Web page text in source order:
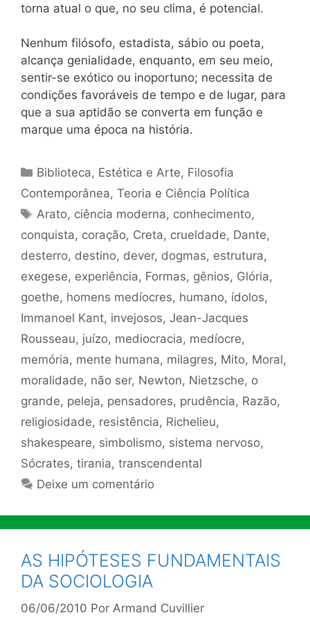
torna atual o que, no seu clima, é potencial.
Nenhum filósofo, estadista, sábio ou poeta,
alcança genialidade, enquanto, em seu meio,
sentir-se exótico ou inoportuno; necessita de
condições favoráveis de tempo e de lugar, para
que a sua aptidão se converta em função e
marque uma época na história.
Categorias
Biblioteca, Estética e Arte, Filosofia
Contemporânea, Teoria e Ciência Política
Tags
Arato, ciência moderna, conhecimento,
conquista, coração, Creta, crueldade, Dante,
desterro, destino, dever, dogmas, estrutura,
exegese, experiência, Formas, gênios, Glória,
goethe, homens medíocres, humano, ídolos,
Immanoel Kant, invejosos, Jean-Jacques
Rousseau, juízo, mediocracia, medíocre,
memória, mente humana, milagres, Mito, Moral,
moralidade, não ser, Newton, Nietzsche, o
grande, peleja, pensadores, prudência, Razão,
religiosidade, resistência, Richelieu,
shakespeare, simbolismo, sistema nervoso,
Sócrates, tirania, transcendental
Deixe um comentário
AS HIPÓTESES FUNDAMENTAIS
DA SOCIOLOGIA
06/06/2010 Por Armand Cuvillier